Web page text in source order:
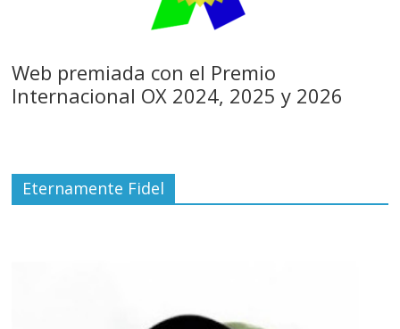
Web premiada con el Premio
Internacional OX 2024, 2025 y 2026
Eternamente Fidel